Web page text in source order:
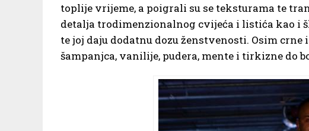
toplije vrijeme, a poigrali su se teksturama te
detalja trodimenzionalnog cvijeća i listića kao i
te joj daju dodatnu dozu ženstvenosti. Osim crne
šampanjca, vanilije, pudera, mente i tirkizne do